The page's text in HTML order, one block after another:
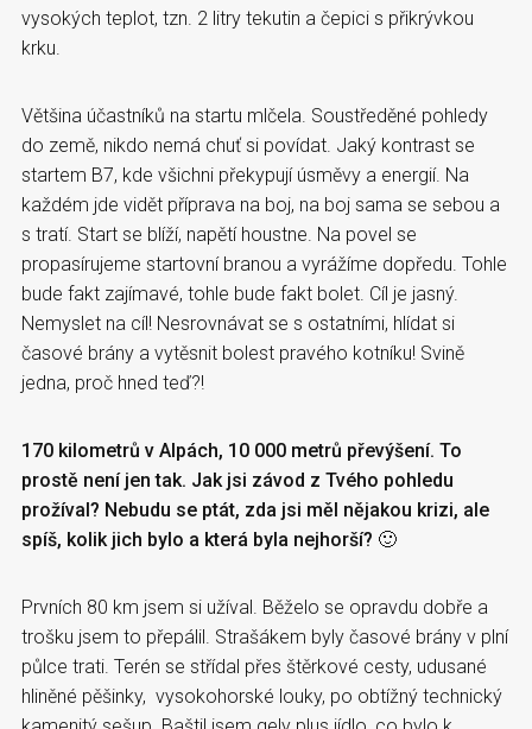
vysokých teplot, tzn. 2 litry tekutin a čepici s přikrývkou
krku.
Většina účastníků na startu mlčela. Soustředěné pohledy
do země, nikdo nemá chuť si povídat. Jaký kontrast se
startem B7, kde všichni překypují úsměvy a energií. Na
každém jde vidět příprava na boj, na boj sama se sebou a
s tratí. Start se blíží, napětí houstne. Na povel se
propasírujeme startovní branou a vyrážíme dopředu. Tohle
bude fakt zajímavé, tohle bude fakt bolet. Cíl je jasný.
Nemyslet na cíl! Nesrovnávat se s ostatními, hlídat si
časové brány a vytěsnit bolest pravého kotníku! Svině
jedna, proč hned teď?!
170 kilometrů v Alpách, 10 000 metrů převýšení. To
prostě není jen tak. Jak jsi závod z Tvého pohledu
prožíval? Nebudu se ptát, zda jsi měl nějakou krizi, ale
spíš, kolik jich bylo a která byla nejhorší? 🙂
Prvních 80 km jsem si užíval. Běželo se opravdu dobře a
trošku jsem to přepálil. Strašákem byly časové brány v plní
půlce trati. Terén se střídal přes štěrkové cesty, udusané
hliněné pěšinky, vysokohorské louky, po obtížný technický